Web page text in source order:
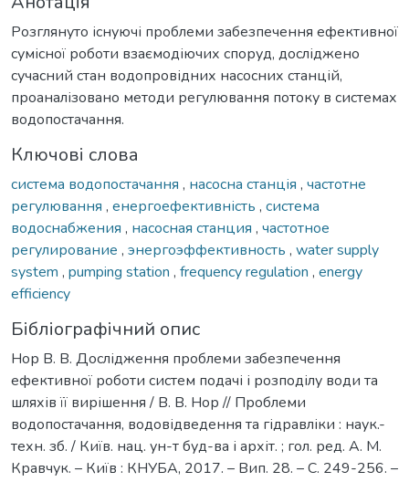
Розглянуто існуючі проблеми забезпечення ефективної
сумісної роботи взаємодіючих споруд, досліджено
сучасний стан водопровідних насосних станцій,
проаналізовано методи регулювання потоку в системах
водопостачання.
Ключові слова
система водопостачання , насосна станція , частотне
регулювання , енергоефективність , система
водоснабжения , насосная станция , частотное
регулирование , энергоэффективность , water supply
system , pumping station , frequency regulation , energy
efficiency
Бібліографічний опис
Нор В. В. Дослідження проблеми забезпечення
ефективної роботи систем подачі і розподілу води та
шляхів її вирішення / В. В. Нор // Проблеми
водопостачання, водовідведення та гідравліки : наук.-
техн. зб. / Київ. нац. ун-т буд-ва і архіт. ; гол. ред. А. М.
Кравчук. – Київ : КНУБА, 2017. – Вип. 28. – С. 249-256. –